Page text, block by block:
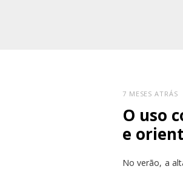
7 MESES ATRÁS
O uso
e
No verão, a